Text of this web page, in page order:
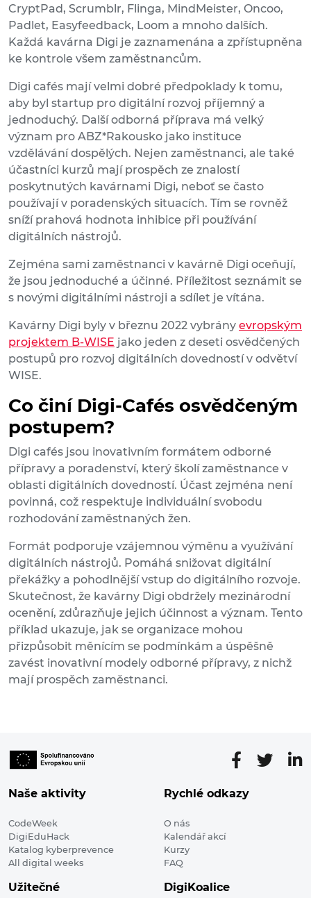
CryptPad, Scrumblr, Flinga, MindMeister, Oncoo,
Padlet, Easyfeedback, Loom a mnoho dalších.
Každá kavárna Digi je zaznamenána a zpřístupněna
ke kontrole všem zaměstnancům.
Digi cafés mají velmi dobré předpoklady k tomu,
aby byl startup pro digitální rozvoj příjemný a
jednoduchý. Další odborná příprava má velký
význam pro ABZ*Rakousko jako instituce
vzdělávání dospělých. Nejen zaměstnanci, ale také
účastníci kurzů mají prospěch ze znalostí
poskytnutých kavárnami Digi, neboť se často
používají v poradenských situacích. Tím se rovněž
sníží prahová hodnota inhibice při používání
digitálních nástrojů.
Zejména sami zaměstnanci v kavárně Digi oceňují,
že jsou jednoduché a účinné. Příležitost seznámit se
s novými digitálními nástroji a sdílet je vítána.
Kavárny Digi byly v březnu 2022 vybrány evropským
projektem B-WISE jako jeden z deseti osvědčených
postupů pro rozvoj digitálních dovedností v odvětví
WISE.
Co činí Digi-Cafés osvědčeným
postupem?
Digi cafés jsou inovativním formátem odborné
přípravy a poradenství, který školí zaměstnance v
oblasti digitálních dovedností. Účast zejména není
povinná, což respektuje individuální svobodu
rozhodování zaměstnaných žen.
Formát podporuje vzájemnou výměnu a využívání
digitálních nástrojů. Pomáhá snižovat digitální
překážky a pohodlnější vstup do digitálního rozvoje.
Skutečnost, že kavárny Digi obdržely mezinárodní
ocenění, zdůrazňuje jejich účinnost a význam. Tento
příklad ukazuje, jak se organizace mohou
přizpůsobit měnícím se podmínkám a úspěšně
zavést inovativní modely odborné přípravy, z nichž
mají prospěch zaměstnanci.
Naše aktivity
CodeWeek
DigiEduHack
Katalog kyberprevence
All digital weeks
Rychlé odkazy
O nás
Kalendář akcí
Kurzy
FAQ
Užitečné DigiKoalice